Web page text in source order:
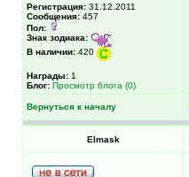
Регистрация: 31.12.2011
Сообщения: 457
Пол:
Знак зодиака:
В наличии: 420
Награды: 1
Блог: Просмотр блога (0)
Вернуться к началу
Elmask